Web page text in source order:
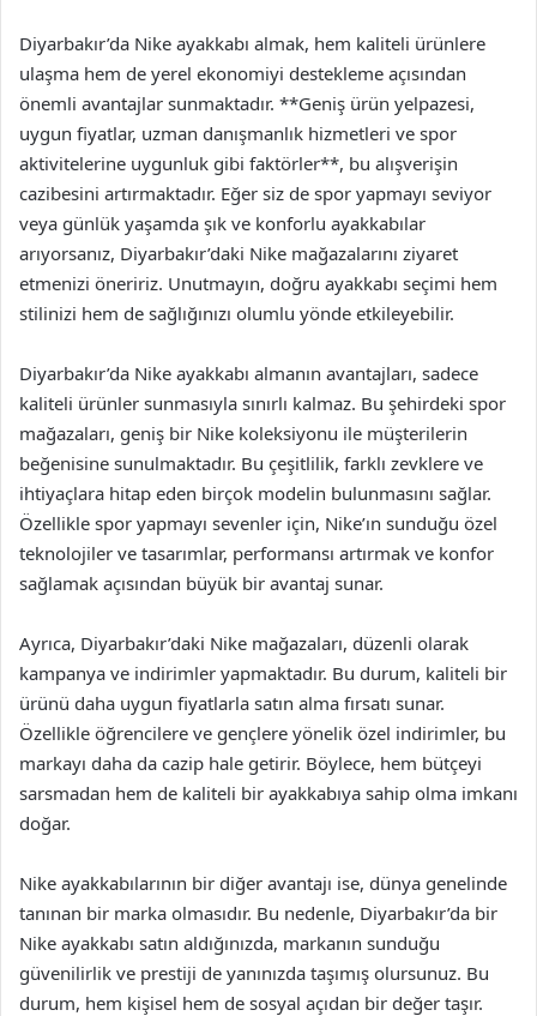
Diyarbakır’da Nike ayakkabı almak, hem kaliteli ürünlere
ulaşma hem de yerel ekonomiyi destekleme açısından
önemli avantajlar sunmaktadır. **Geniş ürün yelpazesi,
uygun fiyatlar, uzman danışmanlık hizmetleri ve spor
aktivitelerine uygunluk gibi faktörler**, bu alışverişin
cazibesini artırmaktadır. Eğer siz de spor yapmayı seviyor
veya günlük yaşamda şık ve konforlu ayakkabılar
arıyorsanız, Diyarbakır’daki Nike mağazalarını ziyaret
etmenizi öneririz. Unutmayın, doğru ayakkabı seçimi hem
stilinizi hem de sağlığınızı olumlu yönde etkileyebilir.
Diyarbakır’da Nike ayakkabı almanın avantajları, sadece
kaliteli ürünler sunmasıyla sınırlı kalmaz. Bu şehirdeki spor
mağazaları, geniş bir Nike koleksiyonu ile müşterilerin
beğenisine sunulmaktadır. Bu çeşitlilik, farklı zevklere ve
ihtiyaçlara hitap eden birçok modelin bulunmasını sağlar.
Özellikle spor yapmayı sevenler için, Nike’ın sunduğu özel
teknolojiler ve tasarımlar, performansı artırmak ve konfor
sağlamak açısından büyük bir avantaj sunar.
Ayrıca, Diyarbakır’daki Nike mağazaları, düzenli olarak
kampanya ve indirimler yapmaktadır. Bu durum, kaliteli bir
ürünü daha uygun fiyatlarla satın alma fırsatı sunar.
Özellikle öğrencilere ve gençlere yönelik özel indirimler, bu
markayı daha da cazip hale getirir. Böylece, hem bütçeyi
sarsmadan hem de kaliteli bir ayakkabıya sahip olma imkanı
doğar.
Nike ayakkabılarının bir diğer avantajı ise, dünya genelinde
tanınan bir marka olmasıdır. Bu nedenle, Diyarbakır’da bir
Nike ayakkabı satın aldığınızda, markanın sunduğu
güvenilirlik ve prestiji de yanınızda taşımış olursunuz. Bu
durum, hem kişisel hem de sosyal açıdan bir değer taşır.